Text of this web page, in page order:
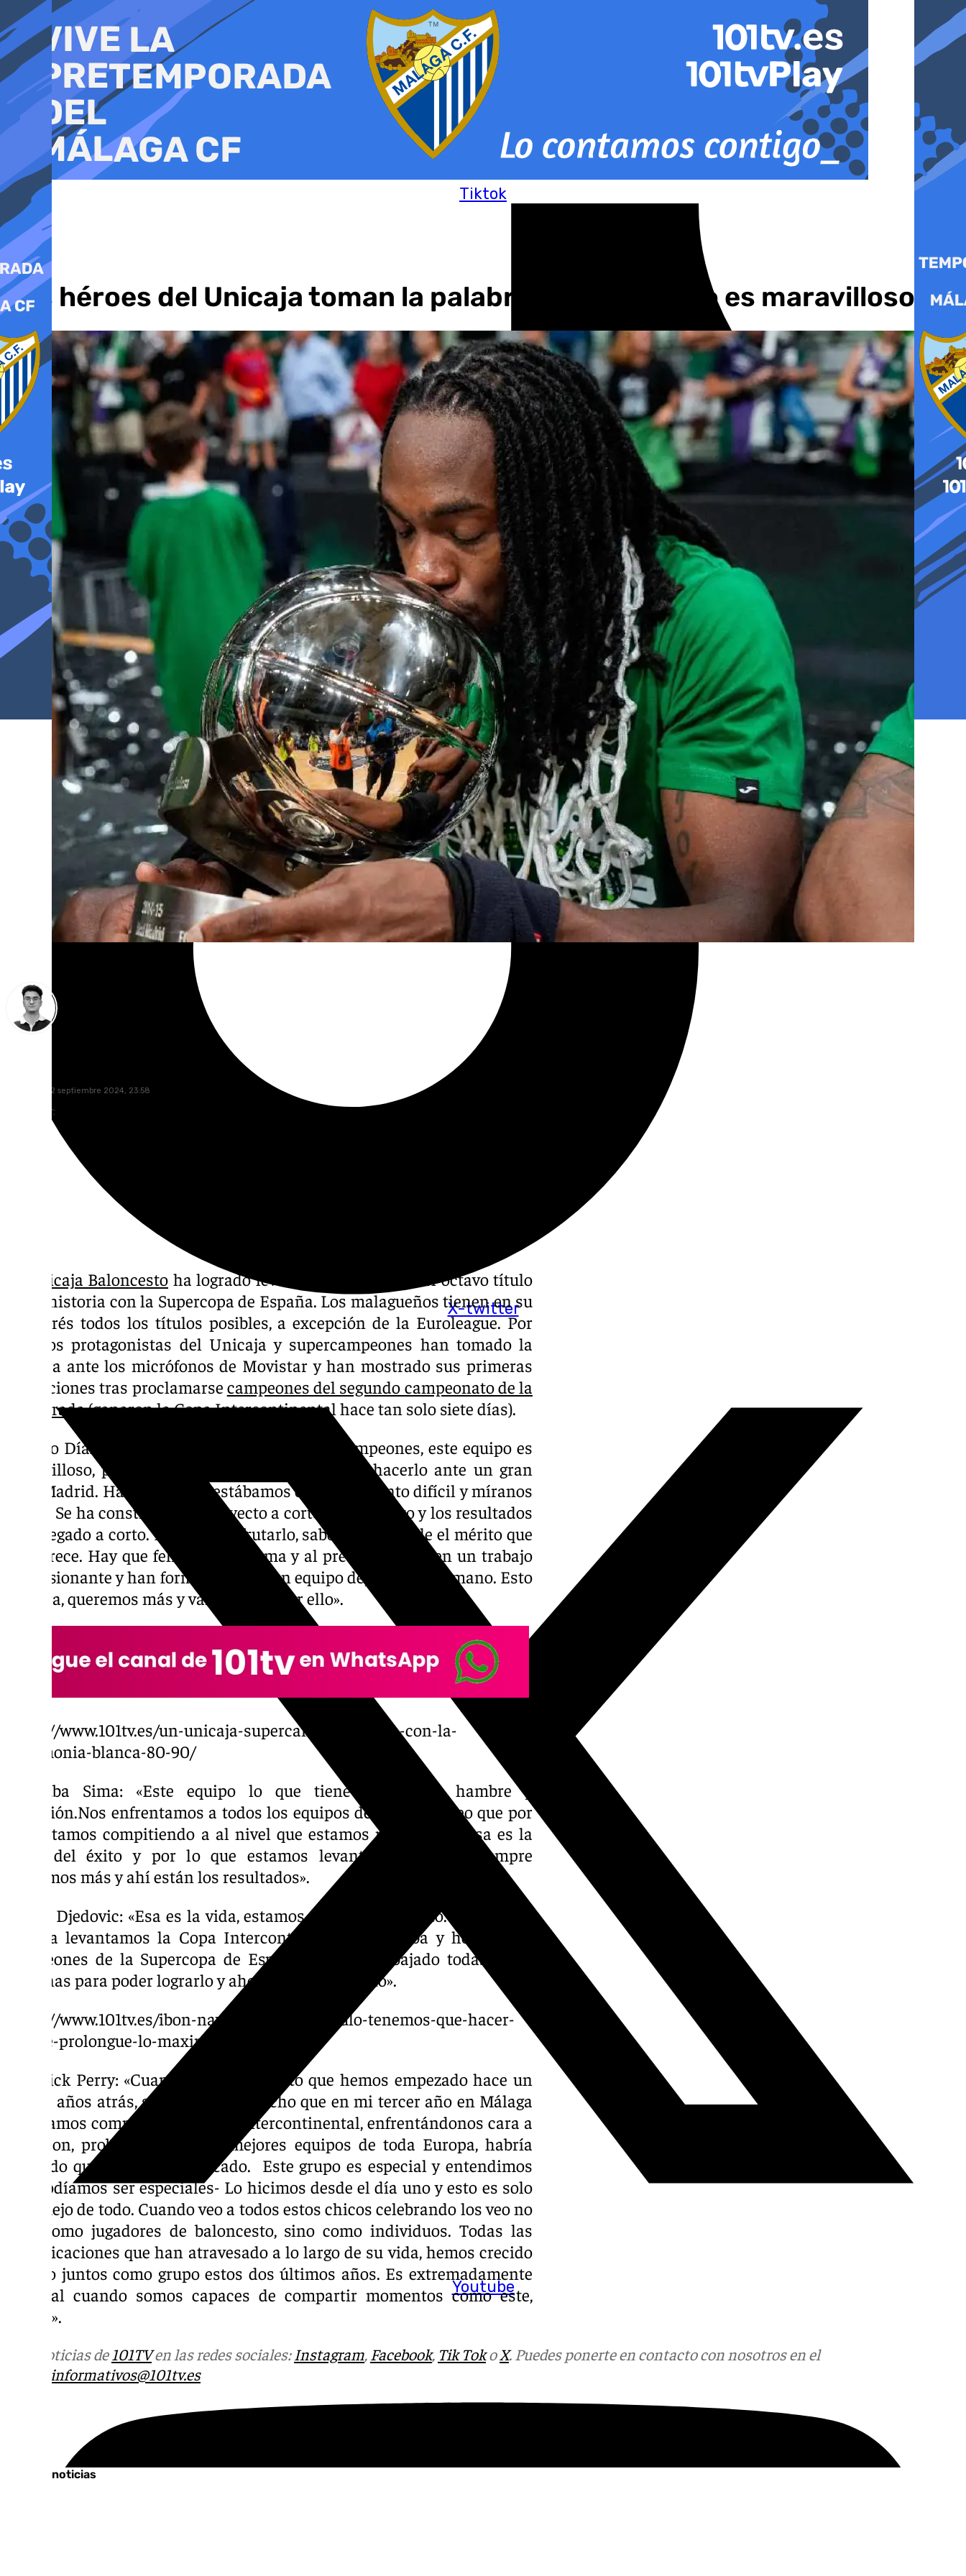
al
contenido
Tiktok
X-twitter
Youtube
Los héroes del Unicaja toman la palabra: «Este equipo es maravilloso
domingo, 22 septiembre 2024, 23:58
Compartir:
Unicaja Baloncesto ha logrado levantar este domingo el octavo título
de su historia con la Supercopa de España. Los malagueños tienen en su
palmarés todos los títulos posibles, a excepción de la Euroleague. Por
ello, los protagonistas del Unicaja y supercampeones han tomado la
palabra ante los micrófonos de Movistar y han mostrado sus primeras
sensaciones tras proclamarse campeones del segundo campeonato de la
temporada(ganaron la Copa Intercontinental hace tan solo siete días).
Alberto Díaz: «Merecemos esta fiesta por ser campeones, este equipo es
maravilloso, pelea como nadie y hemos logrado hacerlo ante un gran
Real Madrid. Hace dos años estábamos en un momento difícil y míranos
ahora. Se ha construido un proyecto a corto-medio plazo y los resultados
han llegado a corto. Hay que disfrutarlo, saborearlo y darle el mérito que
se merece. Hay que felicitar a Juanma y al presidente, hacen un trabajo
impresionante y han formado este gran equipo deportivo y humano. Esto
no para, queremos más y vamos a ir a por ello».
https://www.101tv.es/un-unicaja-supercampeon-acaba-con-la-
hegemonia-blanca-80-90/
Yankuba Sima: «Este equipo lo que tiene es mucha hambre y
ambición.Nos enfrentamos a todos los equipos de tú a tú y creo que por
eso estamos compitiendo a al nivel que estamos mostrando. Esa es la
clave del éxito y por lo que estamos levantando títulos. Siempre
queremos más y ahí están los resultados».
Nihad Djedovic: «Esa es la vida, estamos en buen momento. La semana
pasada levantamos la Copa Intercontinental de la Fiba y hoy somos
campeones de la Supercopa de España. Hemos trabajado todas estas
semanas para poder lograrlo y ahora toca disfrutarlo».
https://www.101tv.es/ibon-navarro-y-nuevo-titulo-tenemos-que-hacer-
que-se-prolongue-lo-maximo-posible/
Kendrick Perry: «Cuando ves el proyecto que hemos empezado hace un
par de años atrás, si me hubieses dicho que en mi tercer año en Málaga
estaríamos compitiendo a nivel intercontinental, enfrentándonos cara a
cara con, probablemente, los mejores equipos de toda Europa, habría
pensado que estabas equivocado. Este grupo es especial y entendimos
que podíamos ser especiales- Lo hicimos desde el día uno y esto es solo
un reflejo de todo. Cuando veo a todos estos chicos celebrando los veo no
solo como jugadores de baloncesto, sino como individuos. Todas las
complicaciones que han atravesado a lo largo de su vida, hemos crecido
mucho juntos como grupo estos dos últimos años. Es extremadamente
especial cuando somos capaces de compartir momentos como este,
juntos».
Más noticias de 101TVen las redes sociales: Instagram, Facebook, Tik TokoX. Puedes ponerte en contacto con nosotros en el
informativos@101tv.es
Últimas noticias